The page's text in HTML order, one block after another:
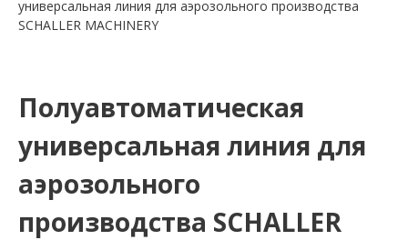
универсальная линия для аэрозольного производства
SCHALLER MACHINERY
Полуавтоматическая
универсальная линия для
аэрозольного
производства SCHALLER